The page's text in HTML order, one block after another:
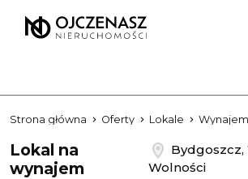
Strona główna Oferty Lokale Wynajem
Lokal na
wynajem
Wolności